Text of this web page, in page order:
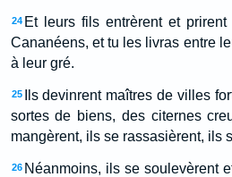
24 Et leurs fils entrèrent et
Cananéens, et tu les livras entre
à leur gré.
25
Ils devinrent maîtres de villes
sortes de biens, des citernes
mangèrent, ils se rassasièrent, ils
26 Néanmoins, ils se soulevèrent